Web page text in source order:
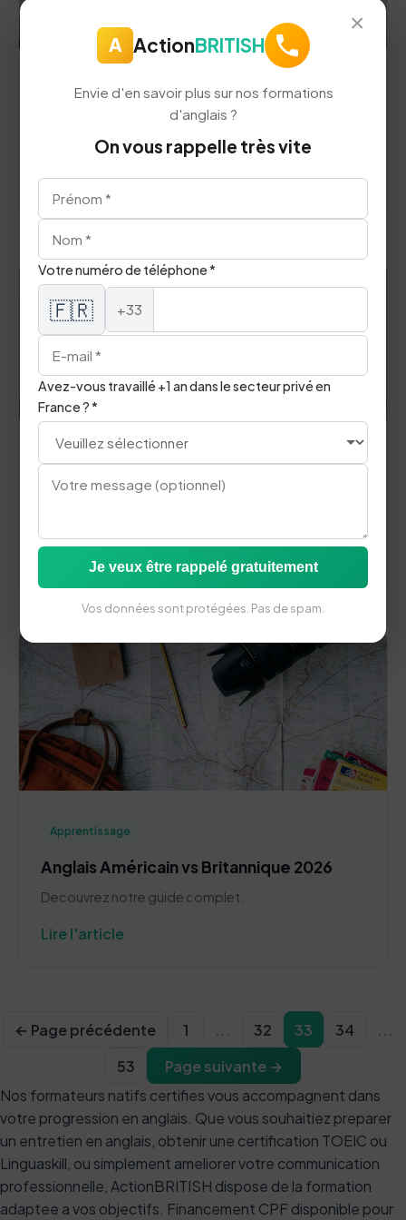
Grammaire
Améliorer son Oral en Anglais 2026
Decouvrez notre guide complet.
Lire l'article
Anglais d'Accueil : Vocabulaire Réception
Lire l'article
Apprentissage
Anglais Américain vs Britannique 2026
Decouvrez notre guide complet.
Lire l'article
← Page précédente 1 32 33 34
53
Page suivante →
Nos formateurs natifs certifies vous accompagnent dans
votre progression en anglais. Que vous souhaitiez preparer
un entretien en anglais, obtenir une certification TOEIC ou
Linguaskill, ou simplement ameliorer votre communication
professionnelle, ActionBRITISH dispose de la formation
adaptee a vos objectifs. Financement CPF disponible pour
×
A ActionBRITISH
Envie d'en savoir plus sur nos formations
d'anglais ?
On vous rappelle très vite
Votre numéro de téléphone *
🇫🇷 +33
Avez-vous travaillé +1 an dans le secteur privé en
France ? *
Je veux être rappelé gratuitement
Vos données sont protégées. Pas de spam.